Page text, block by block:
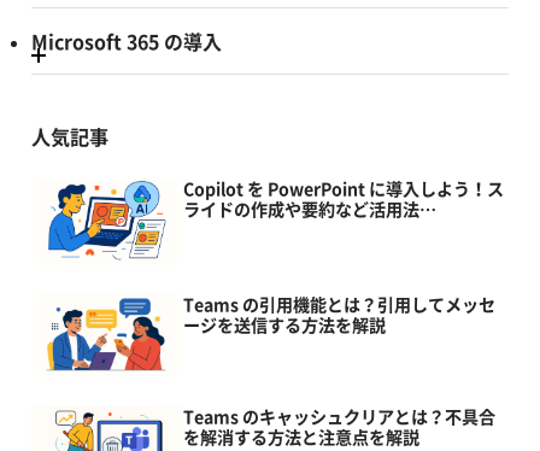
Microsoft 365 の導入
人気記事
Copilot を PowerPoint に導入しよう！ス
ライドの作成や要約など活用法…
Teams の引用機能とは？引用してメッセ
ージを送信する方法を解説
Teams のキャッシュクリアとは？不具合
を解消する方法と注意点を解説